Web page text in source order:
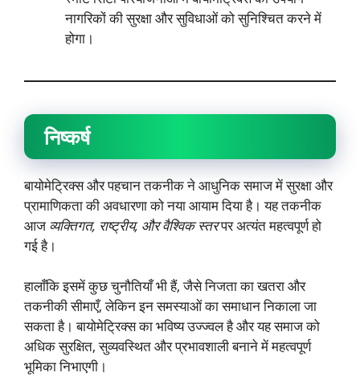
नागरिकों की सुरक्षा और सुविधाओं को सुनिश्चित करने में
होगा।
निष्कर्ष
बायोमेट्रिक्स और पहचान तकनीक ने आधुनिक समाज में सुरक्षा और
प्रामाणिकता की अवधारणा को नया आयाम दिया है। यह तकनीक
आज व्यक्तिगत, राष्ट्रीय, और वैश्विक स्तरपर अत्यंत महत्वपूर्ण हो
गई है।
हालाँकि इसमें कुछ चुनौतियाँ भी हैं, जैसे निजता का खतरा और
तकनीकी सीमाएँ, लेकिन इन समस्याओं का समाधान निकाला जा
सकता है। बायोमेट्रिक्स का भविष्य उज्ज्वल है और यह समाज को
अधिक सुरक्षित, सुव्यवस्थित और प्रभावशाली बनाने में महत्वपूर्ण
भूमिका निभाएगी।